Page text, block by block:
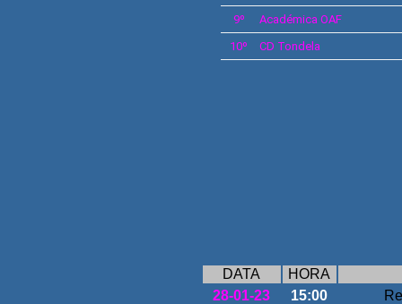
9º
Académica OAF
10º
CD Tondela
DATA
HORA
28-01-23
15:00